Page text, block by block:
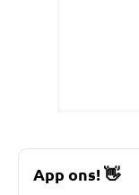
App ons!👋